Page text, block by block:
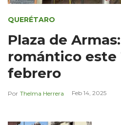
QUERÉTARO
Plaza de
romántico este
febrero
Thelma Herrera Feb 14, 2025